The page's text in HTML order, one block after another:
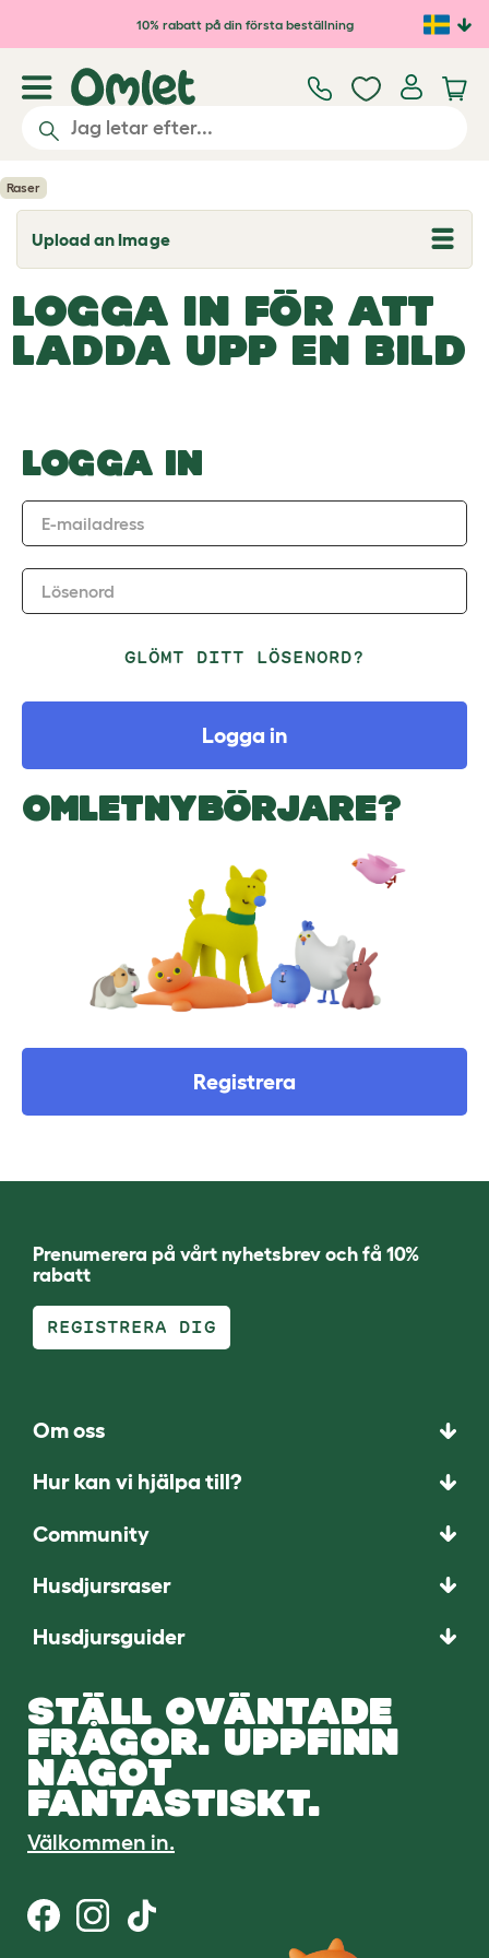
Hoppa till huvudinnehåll
10% rabatt på din första beställning
Raser
Upload an Image
T
o
g
l
d
r
w
n
LOGGA IN FÖR ATT
LADDA UPP EN BILD
LOGGA IN
E-mailadress
Lösenord
GLÖMT DITT LÖSENORD?
Logga in
OMLETNYBÖRJARE?
Registrera
Prenumerera på vårt nyhetsbrev och få 10%
rabatt
REGISTRERA DIG
Om oss
Hur kan vi hjälpa till?
Community
Husdjursraser
Husdjursguider
STÄLL OVÄNTADE
FRÅGOR. UPPFINN
NÅGOT
FANTASTISKT.
Välkommen in.